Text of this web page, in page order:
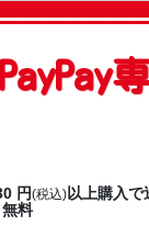
PayPay
円(税込)以上購入で
無料